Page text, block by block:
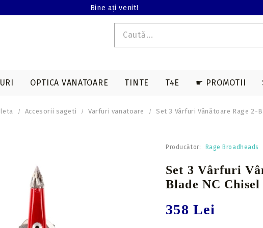
Bine ați venit!
Varfuri tir sportiv
Nock-uri sageti
Nock-uri luminoase
sageti arbaleta
Corzi & cabluri
compound
Prese compound
Lunete
OPTICA VANATOARE TINTE T4E ☛ PROMOTII
Accesorii sageti Varfuri vanatoare Set 3 Vârfuri Vânătoare Rage 2-
Producător: Rage Broadheads
Set 3 Vârfuri
Blade NC
358 Lei